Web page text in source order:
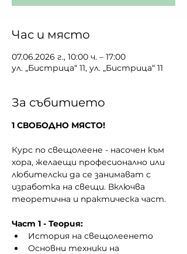
Час и място
07.06.2026 г., 10:00 ч. – 17:00
ул. „Бистрица“ 11, ул. „Бистрица“ 11
За събитието
1 СВОБОДНО МЯСТО!
Курс по свещолеене - насочен към
хора, желаещи професионално или
любителски да се занимават с
изработка на свещи. Включва
теоретична и практическа част.
Част 1 - Теория:
История на свещолеенето
Основни техники на